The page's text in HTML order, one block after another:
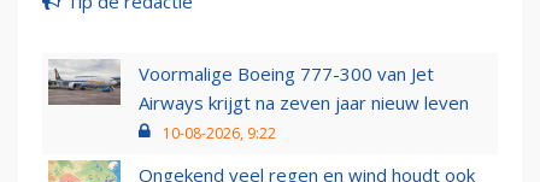
Voormalige Boeing 777-300 van Jet
Airways krijgt na zeven jaar nieuw leven
10-08-2026, 9:22
Ongekend veel regen en wind houdt ook